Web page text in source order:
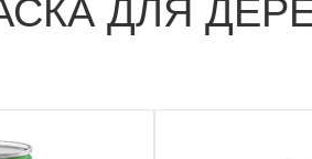
ДЛЯ